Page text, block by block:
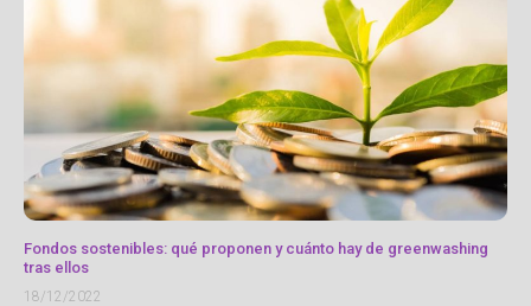
Fondos sostenibles: qué proponen y cuánto hay de greenwashing
tras ellos
18/12/2022